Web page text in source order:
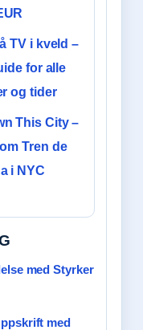
TV i kveld –
for alle
og tider
This City –
Tren de
i NYC
med Styrker
med